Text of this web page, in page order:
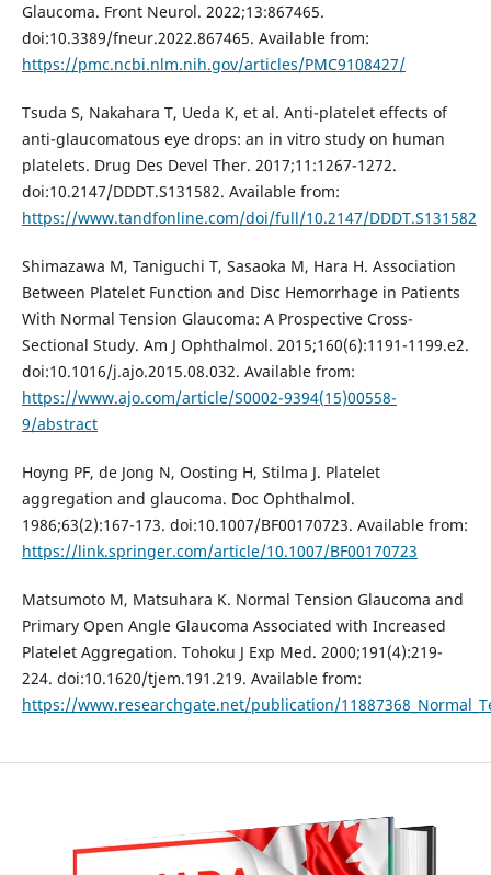
Glaucoma. Front Neurol. 2022;13:867465.
doi:10.3389/fneur.2022.867465. Available from:
https://pmc.ncbi.nlm.nih.gov/articles/PMC9108427/
Tsuda S, Nakahara T, Ueda K, et al. Anti-platelet effects of
anti-glaucomatous eye drops: an in vitro study on human
platelets. Drug Des Devel Ther. 2017;11:1267-1272.
doi:10.2147/DDDT.S131582. Available from:
https://www.tandfonline.com/doi/full/10.2147/DDDT.S131582
Shimazawa M, Taniguchi T, Sasaoka M, Hara H. Association
Between Platelet Function and Disc Hemorrhage in Patients
With Normal Tension Glaucoma: A Prospective Cross-
Sectional Study. Am J Ophthalmol. 2015;160(6):1191-1199.e2.
doi:10.1016/j.ajo.2015.08.032. Available from:
https://www.ajo.com/article/S0002-9394(15)00558-
9/abstract
Hoyng PF, de Jong N, Oosting H, Stilma J. Platelet
aggregation and glaucoma. Doc Ophthalmol.
1986;63(2):167-173. doi:10.1007/BF00170723. Available from:
https://link.springer.com/article/10.1007/BF00170723
Matsumoto M, Matsuhara K. Normal Tension Glaucoma and
Primary Open Angle Glaucoma Associated with Increased
Platelet Aggregation. Tohoku J Exp Med. 2000;191(4):219-
224. doi:10.1620/tjem.191.219. Available from:
https://www.researchgate.net/publication/